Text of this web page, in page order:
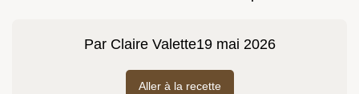
Par Claire Valette19 mai 2026
Aller à la recette